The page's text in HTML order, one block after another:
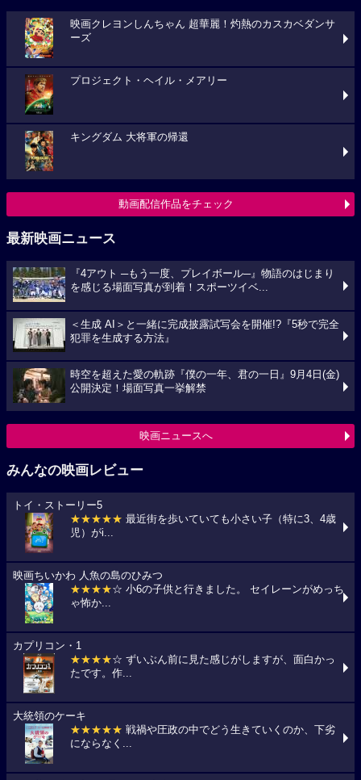
映画クレヨンしんちゃん 超華麗！灼熱のカスカベダンサ
ーズ
プロジェクト・ヘイル・メアリー
キングダム 大将軍の帰還
動画配信作品をチェック
最新映画ニュース
『4アウト ─もう一度、プレイボール─』物語のはじまり
を感じる場面写真が到着！スポーツイベ...
＜生成 AI＞と一緒に完成披露試写会を開催!?『5秒で完全
犯罪を生成する方法』
時空を超えた愛の軌跡『僕の一年、君の一日』9月4日(金)
公開決定！場面写真一挙解禁
映画ニュースへ
みんなの映画レビュー
トイ・ストーリー5
★★★★★ 最近街を歩いていても小さい子（特に3、4歳
児）がi...
映画ちいかわ 人魚の島のひみつ
★★★★☆ 小6の子供と行きました。 セイレーンがめっち
ゃ怖か...
カプリコン・1
★★★★☆ ずいぶん前に見た感じがしますが、面白かっ
たです。作...
大統領のケーキ
★★★★★ 戦禍や圧政の中でどう生きていくのか、下劣
にならなく...